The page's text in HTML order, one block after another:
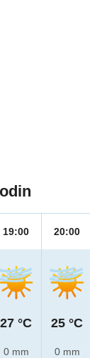
19:00
27 °C
0 mm
20:00
25 °C
0 mm